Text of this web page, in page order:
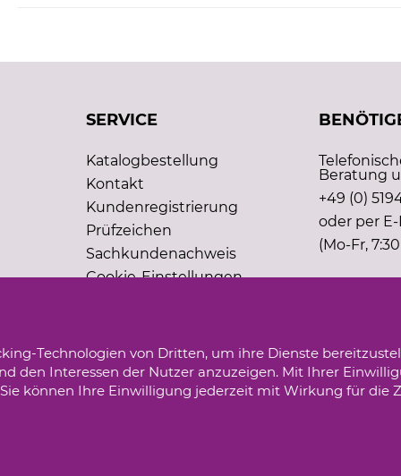
SERVICE
Katalogbestellung
Kontakt
Kundenregistrierung
Prüfzeichen
Sachkundenachweis
Cookie-Einstellungen
Beratung
+49 (0)
oder per
(Mo-Fr,
Technologien von Dritten, um ihre Dienste
den Interessen der Nutzer anzuzeigen. Mit Ihrer
können Ihre Einwilligung jederzeit mit Wirkung für die